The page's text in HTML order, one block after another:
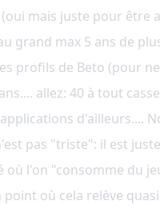
mais juste pour être
grand max 5 ans de
profils de Beto (pour
allez: 40 à tout
d'ailleurs....
pas "triste": il est juste
où l'on "consomme du
point où cela relève